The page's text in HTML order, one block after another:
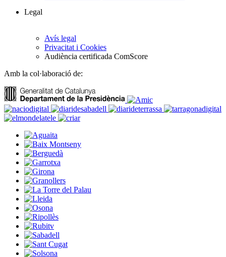
Legal
Avís legal
Privacitat i Cookies
Audiència certificada ComScore
Amb la col·laboració de: